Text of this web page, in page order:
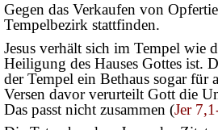
Gegen das Verkaufen von
Tempelbezirk stattfinden.
Jesus verhält sich im Tempel wie
Heiligung des Hauses Gottes ist.
der Tempel ein Bethaus sogar
Versen davor verurteilt Gott die
Das passt nicht zusammen (Jer